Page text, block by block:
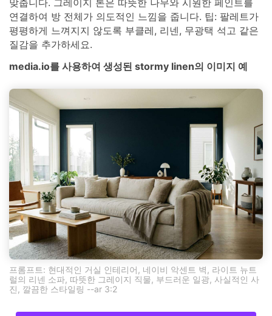
맞춥니다. 그레이지 톤은 따뜻한 나무와 시원한 페인트를
연결하여 방 전체가 의도적인 느낌을 줍니다. 팁: 팔레트가
평평하게 느껴지지 않도록 부클레, 리넨, 무광택 석고 같은
질감을 추가하세요.
media.io를 사용하여 생성된 stormy linen의 이미지 예
프롬프트: 현대적인 거실 인테리어, 네이비 악센트 벽, 라이트 뉴트
럴의 리넨 소파, 따뜻한 그레이지 직물, 부드러운 일광, 사실적인 사
진, 깔끔한 스타일링 --ar 3:2